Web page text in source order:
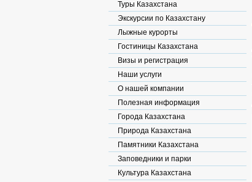
Туры Казахстана
Экскурсии по Казахстану
Лыжные курорты
Гостиницы Казахстана
Визы и регистрация
Наши услуги
О нашей компании
Полезная информация
Города Казахстана
Природа Казахстана
Памятники Казахстана
Заповедники и парки
Культура Казахстана